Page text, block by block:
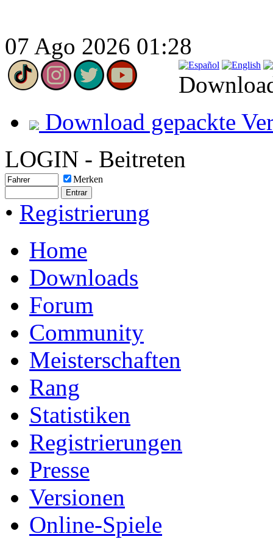
07 Ago 2026 01:28
Download gepackte
LOGIN - Beitreten
Merken
• Registrierung
Home
Downloads
Forum
Community
Meisterschaften
Rang
Statistiken
Registrierungen
Presse
Versionen
Online-Spiele